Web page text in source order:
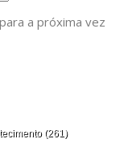
a próxima vez
(261)